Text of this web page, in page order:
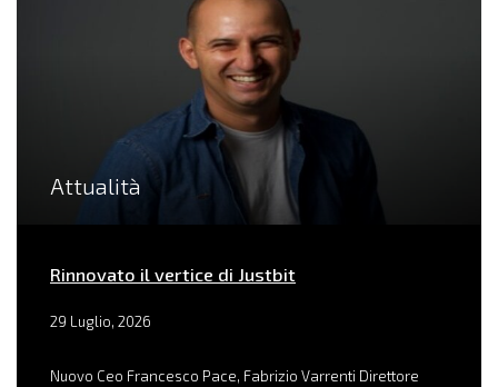
Attualità
Rinnovato il vertice di Justbit
29 Luglio, 2026
Nuovo Ceo Francesco Pace, Fabrizio Varrenti Direttore